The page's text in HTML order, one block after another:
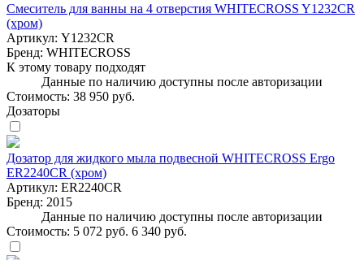
Смеситель для ванны на 4 отверстия WHITECROSS Y1232CR
(хром)
Артикул: Y1232CR
Бренд: WHITECROSS
К этому товару подходят
Данные по наличию доступны после авторизации
Стоимость: 38 950 руб.
Дозаторы
Дозатор для жидкого мыла подвесной WHITECROSS Ergo
ER2240CR (хром)
Артикул: ER2240CR
Бренд: 2015
Данные по наличию доступны после авторизации
Стоимость: 5 072 руб. 6 340 руб.